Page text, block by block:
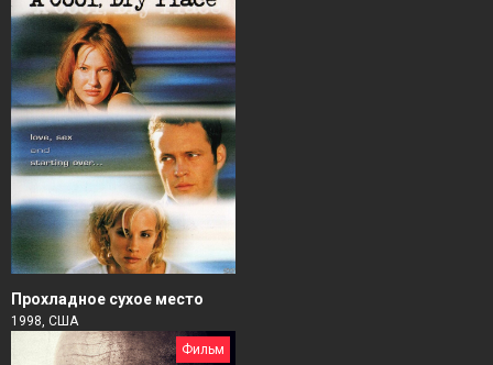
Прохладное сухое место
1998, США
Фильм